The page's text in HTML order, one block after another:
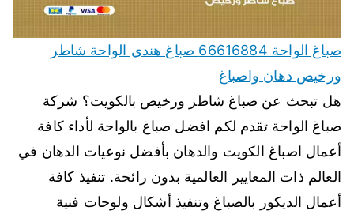
صباغ الواحة 66616884 صباغ هندي الواحة شاطر
ورخيص دهان واصباغ
هل تبحث عن صباغ شاطر ورخيص بالكويت؟ شركة
صباغ الواحة تقدم لكم افضل صباغ بالواحة لأداء كافة
أعمال اصباغ الكويت والدهان بأفضل نوعيات الدهان في
العالم ذات المعايير العالمية بدون رائحة. تنفيذ كافة
أعمال الديكور بالصباغ وتنفيذ أشكال ولوحات فنية